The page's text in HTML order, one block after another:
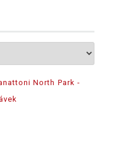
North Park -